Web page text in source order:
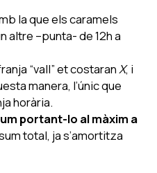
la que els caramels
altre –punta- de 12h a
“vall” et costaranX, i
manera, l’únic que
horària.
portant-lo al màxim a
total, ja s’amortitza